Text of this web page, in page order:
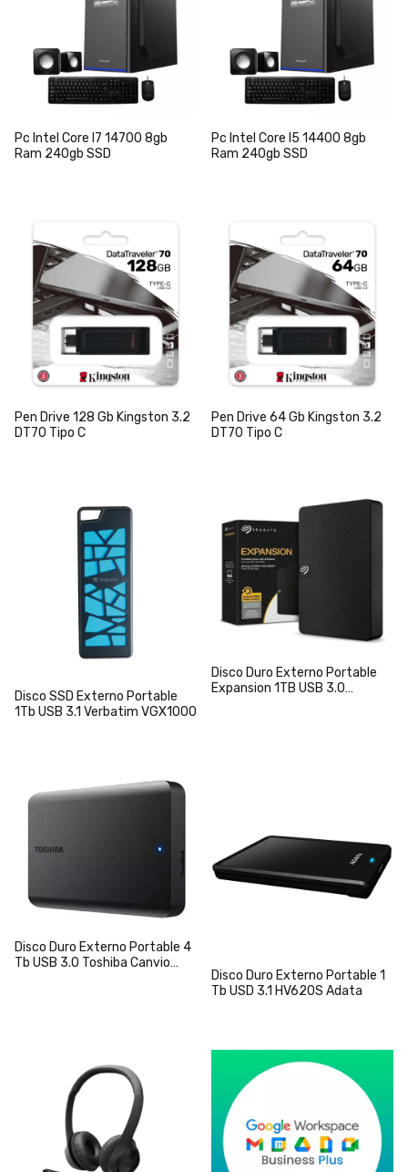
Pc Intel Core I7 14700 8gb
Ram 240gb SSD
Pc Intel Core I5 14400 8gb
Ram 240gb SSD
Pen Drive 128 Gb Kingston 3.2
DT70 Tipo C
Pen Drive 64 Gb Kingston 3.2
DT70 Tipo C
Disco SSD Externo Portable
1Tb USB 3.1 Verbatim VGX1000
Disco Duro Externo Portable
Expansion 1TB USB 3.0
Disco Duro Externo Portable 4
Tb USB 3.0 Toshiba Canvio
Disco Duro Externo Portable 1
Tb USD 3.1 HV620S Adata